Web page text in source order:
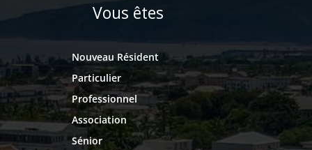
Vous êtes
Nouveau Résident
Particulier
Professionnel
Association
Sénior